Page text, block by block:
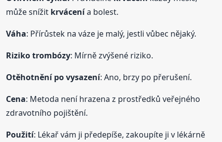
může snížit krvácenía bolest.
Váha: Přírůstek na váze je malý, jestli vůbec nějaký.
Riziko trombózy: Mírně zvýšené riziko.
Otěhotnění po vysazení: Ano, brzy po přerušení.
Cena: Metoda není hrazena z prostředků veřejného
zdravotního pojištění.
Použití: Lékař vám ji předepíše, zakoupíte ji v lékárně